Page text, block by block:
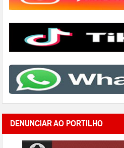
DENUNCIAR AO PORTILHO